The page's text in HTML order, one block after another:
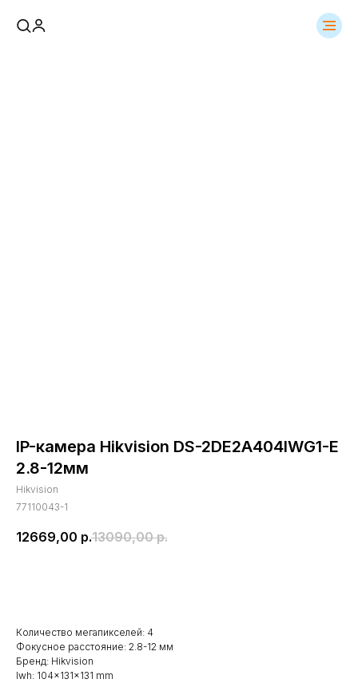
IP-камера Hikvision DS-2DE2A404IWG1-E
2.8-12мм
Hikvision
77110043-1
12669,00 р.13090,00 р.
Количество мегапикселей: 4
Фокусное расстояние: 2.8-12 мм
Бренд: Hikvision
lwh: 104x131x131 mm